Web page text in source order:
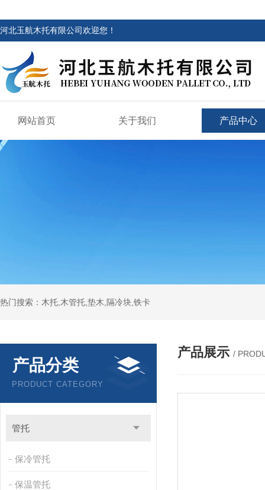
河北玉航木托有限公司欢迎您！
网站首页 关于我们 产品中心
热门搜索：木托,木管托,垫木,隔冷块,铁卡
产品分类
PRODUCT CATEGORY
管托
保冷管托
保温管托
产品展示 /